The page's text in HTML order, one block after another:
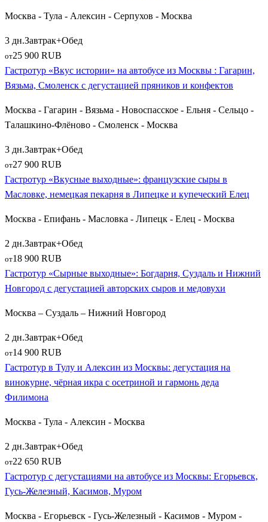
кулинарный тур
Планируя гастрономическое путешествие из Москвы,
отталкивайтесь от количества свободных дней и своих
отпуска отлично подойдут круговые маршруты по Липецкой
области или Поволжью. Все переезды осуществляются на
современных комфортабельных автобусах, а дегустации
проводятся в уютных этнографических комплексах и на
для себя удивительное гастрономическое разнообразие и
гостеприимство родной страны!
Москва - Тула - Алексин - Серпухов - Москва
3 дн.Завтрак+Обед
от25 900 RUB
Гастротур «Вкус истории» на автобусе из Москвы : Гагарин,
Вязьма, Смоленск с дегустацией пряников и конфектов
Москва - Гагарин - Вязьма - Новоспасское - Ельня - Сельцо -
Талашкино-Флёново - Смоленск - Москва
3 дн.Завтрак+Обед
от27 900 RUB
Гастротур «Вкусные выходные»: французские сыры в
Масловке, немецкая пекарня в Липецке и купеческий Елец
Москва - Епифань - Масловка - Липецк - Елец - Москва
2 дн.Завтрак+Обед
от18 900 RUB
Гастротур «Сырные выходные»: Богдарня, Суздаль и Нижний
Новгород с дегустацией авторских сыров и медовухи
Москва – Суздаль – Нижний Новгород
2 дн.Завтрак+Обед
от14 900 RUB
Гастротур в Тулу и Алексин из Москвы: дегустация на
винокурне, чёрная икра с осетриной и гармонь деда
Филимона
Москва - Тула - Алексин - Москва
2 дн.Завтрак+Обед
от22 650 RUB
Гастротур с дегустациями на автобусе из Москвы: Егорьевск,
Гусь-Железный, Касимов, Муром
Москва - Егорьевск - Гусь-Железный - Касимов - Муром -